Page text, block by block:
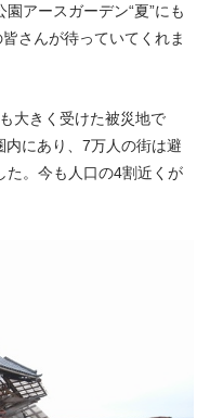
アースガーデン“夏”にも
皆さんが待っていてくれま
大きく受けた被災地で
にあり、7万人の街は避
た。今も人口の4割近くが